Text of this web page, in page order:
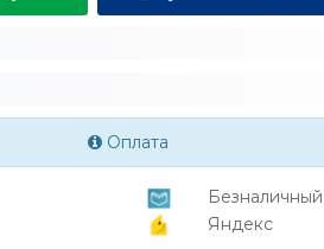
Оплата
Безналичный
Яндекс